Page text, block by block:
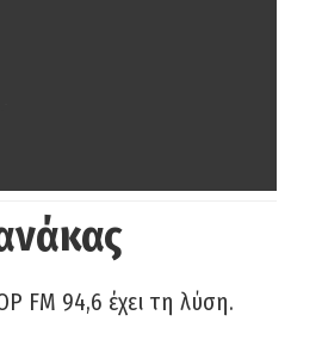
FM 94,6 έχει τη λύση.